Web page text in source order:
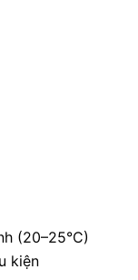
(20–25°C)
kiện